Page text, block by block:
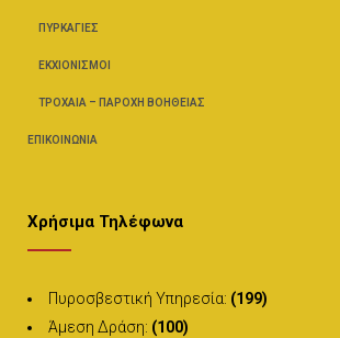
ΠΥΡΚΑΓΙΈΣ
ΕΚΧΙΟΝΙΣΜΟΊ
ΤΡΟΧΑΊΑ – ΠΑΡΟΧΉ ΒΟΗΘΕΊΑΣ
ΕΠΙΚΟΙΝΩΝΊΑ
Χρήσιμα Τηλέφωνα
Πυροσβεστική Υπηρεσία: (199)
Άμεση Δράση: (100)